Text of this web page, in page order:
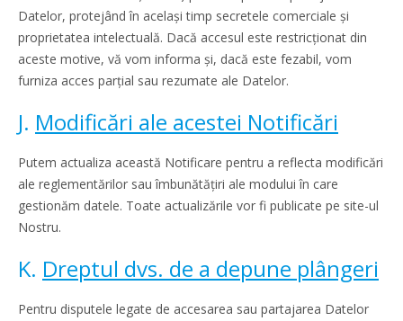
Datelor, protejând în același timp secretele comerciale și
proprietatea intelectuală. Dacă accesul este restricționat din
aceste motive, vă vom informa și, dacă este fezabil, vom
furniza acces parțial sau rezumate ale Datelor.
J. Modificări ale acestei Notificări
Putem actualiza această Notificare pentru a reflecta modificări
ale reglementărilor sau îmbunătățiri ale modului în care
gestionăm datele. Toate actualizările vor fi publicate pe site-ul
Nostru.
K. Dreptul dvs. de a depune plângeri
Pentru disputele legate de accesarea sau partajarea Datelor